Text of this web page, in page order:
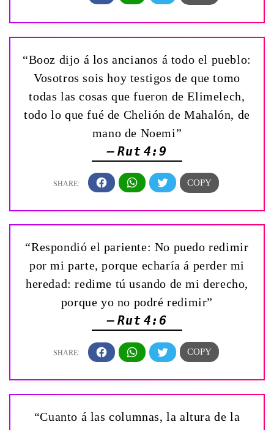
“Booz dijo á los ancianos á todo el pueblo:
Vosotros sois hoy testigos de que tomo
todas las cosas que fueron de Elimelech,
todo lo que fué de Chelión de Mahalón, de
mano de Noemi”
— Rut 4:9
“Respondió el pariente: No puedo redimir
por mi parte, porque echaría á perder mi
heredad: redime tú usando de mi derecho,
porque yo no podré redimir”
— Rut 4:6
“Cuanto á las columnas, la altura de la